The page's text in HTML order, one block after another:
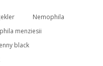
siz yapın!Nemophila
menziesii
black